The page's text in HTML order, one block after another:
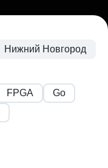
Нижний Новгород
FPGA
Go